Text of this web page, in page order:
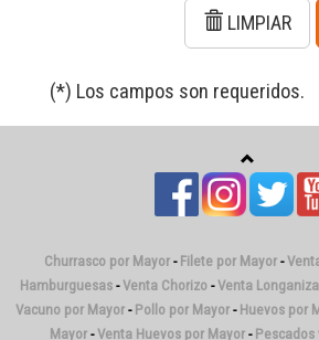
LIMPIAR
(*) Los campos son requeridos.
Churrasco por Mayor- Filete por Mayor-
Hamburguesas -Venta Chorizo -Venta
Vacuno por Mayor - Pollo por Mayor - Huevos por
Mayor-Venta Huevos por Mayor- Pescados